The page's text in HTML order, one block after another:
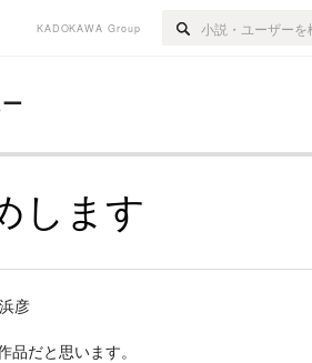
KADOKAWA Group
します
浜彦
だと思います。